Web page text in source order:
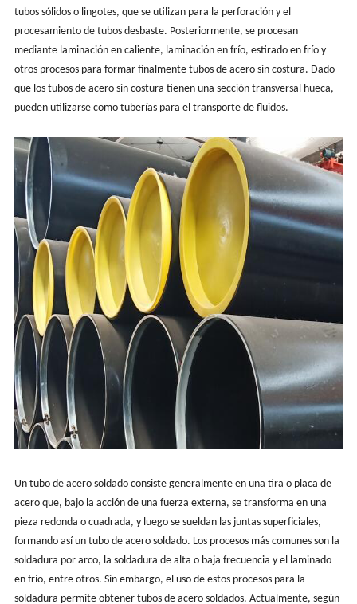
tubos sólidos o lingotes, que se utilizan para la perforación y el
procesamiento de tubos desbaste. Posteriormente, se procesan
mediante laminación en caliente, laminación en frío, estirado en frío y
otros procesos para formar finalmente tubos de acero sin costura. Dado
que los tubos de acero sin costura tienen una sección transversal hueca,
pueden utilizarse como tuberías para el transporte de fluidos.
Un tubo de acero soldado consiste generalmente en una tira o placa de
acero que, bajo la acción de una fuerza externa, se transforma en una
pieza redonda o cuadrada, y luego se sueldan las juntas superficiales,
formando así un tubo de acero soldado. Los procesos más comunes son la
soldadura por arco, la soldadura de alta o baja frecuencia y el laminado
en frío, entre otros. Sin embargo, el uso de estos procesos para la
soldadura permite obtener tubos de acero soldados. Actualmente, según